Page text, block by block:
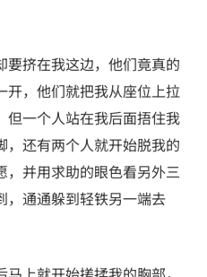
要挤在我这边，他们竟真的
开，他们就把我从座位上拉
但一个人站在我后面捂住我
，还有两个人就开始脱我的
并用求助的眼色看另外三
，通通躲到轻铁另一端去